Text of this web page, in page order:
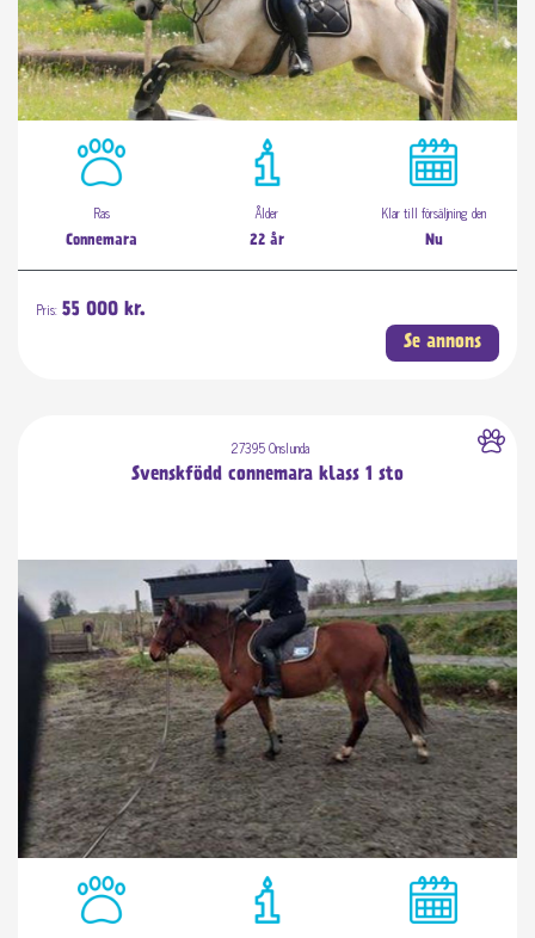
Ras
Connemara
Ålder
22 år
Klar till försäljning den
Nu
Pris: 55 000 kr.
Se annons
27395 Onslunda
Svenskfödd connemara klass 1 sto